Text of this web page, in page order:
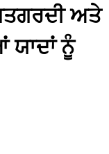
ਅਤੇ
ਯਾਦਾਂ ਨੂੰ